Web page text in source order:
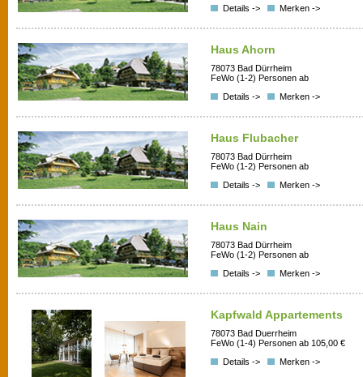
Details ->
Merken ->
Haus Ahorn
78073 Bad Dürrheim
FeWo (1-2) Personen ab
Details ->
Merken ->
Haus Flubacher
78073 Bad Dürrheim
FeWo (1-2) Personen ab
Details ->
Merken ->
Haus Nain
78073 Bad Dürrheim
FeWo (1-2) Personen ab
Details ->
Merken ->
Kapfwald Appartements
78073 Bad Duerrheim
FeWo (1-4) Personen ab 105,00 €
Details ->
Merken ->